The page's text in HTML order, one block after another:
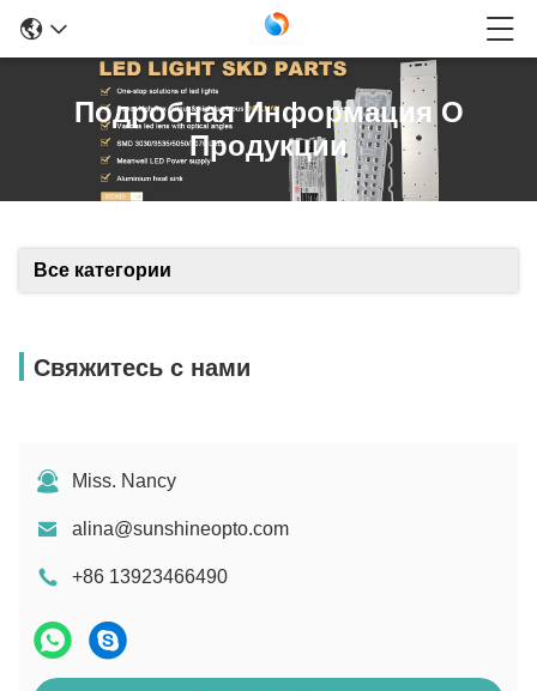
Подробная Информация О
Продукции
Все категории
Свяжитесь с нами
Miss. Nancy
alina@sunshineopto.com
+86 13923466490